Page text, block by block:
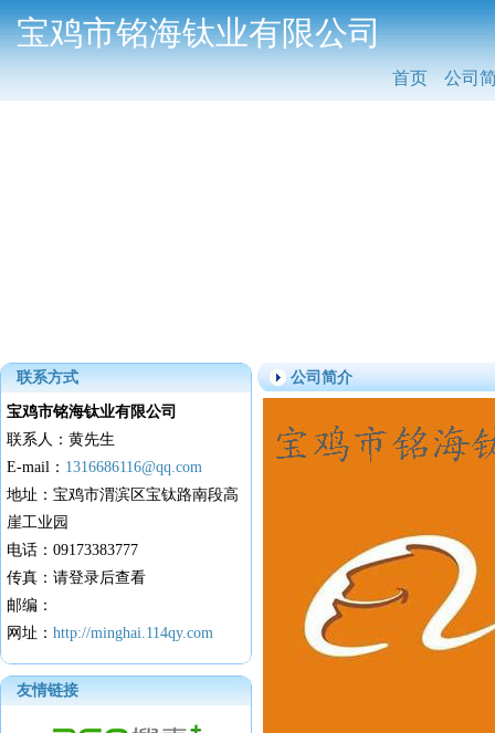
宝鸡市铭海钛业有限公司
首页 公司
联系方式
宝鸡市铭海钛业有限公司
联系人：黄先生
E-mail： 1316686116@qq.com
地址：宝鸡市渭滨区宝钛路南段高
崖工业园
电话：09173383777
传真：请登录后查看
邮编：
网址： http://minghai.114qy.com
友情链接
公司简介